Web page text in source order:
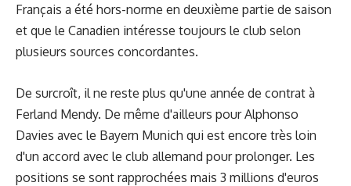
Français a été hors-norme en deuxième partie de saison
et que le Canadien intéresse toujours le club selon
plusieurs sources concordantes.
De surcroît, il ne reste plus qu'une année de contrat à
Ferland Mendy. De même d'ailleurs pour Alphonso
Davies avec le Bayern Munich qui est encore très loin
d'un accord avec le club allemand pour prolonger. Les
positions se sont rapprochées mais 3 millions d'euros